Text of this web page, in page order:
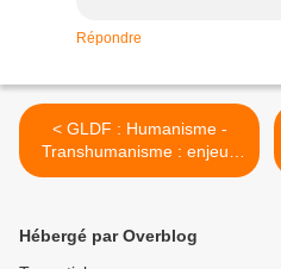
Répondre
< GLDF : Humanisme -
Transhumanisme : enjeux
et perspectives ..., par Alain
Hébergé par Overblog